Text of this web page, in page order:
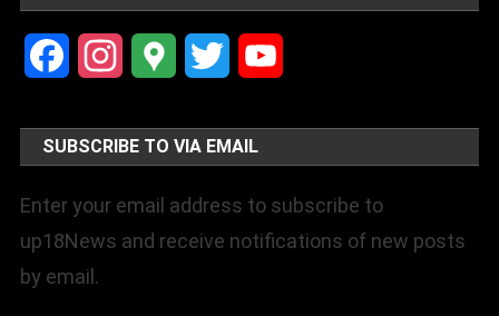
FacebookInstagramGoogle Twitter
SUBSCRIBE TO VIA EMAIL
Enter your email address to subscribe to
up18News and receive notifications of new posts
by email.